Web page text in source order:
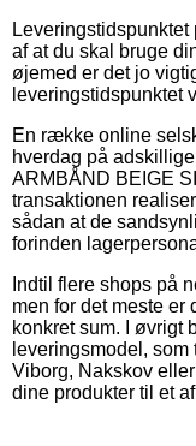
af at du skal bruge
øjemed er det jo
leveringstidspunktet
En række online
hverdag på
ARMBÅND BEIGE
transaktionen
sådan at de
forinden
Indtil flere shops på
men for det meste er
konkret sum. I øvrigt
leveringsmodel,
Viborg, Nakskov
dine produkter til et